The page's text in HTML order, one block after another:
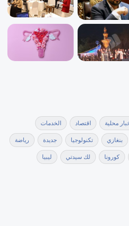
محلية اقتصاد الخدمات
بنغازي تكنولوجيا جديدة رياضة
كورونا لك سيدتي ليبيا